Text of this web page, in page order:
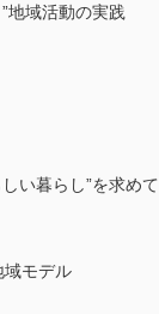
地域活動の実践
い暮らし”を求めて
モデル